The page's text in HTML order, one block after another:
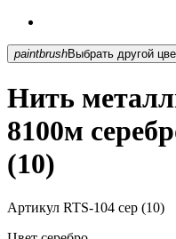
paintbrush Выбрать
Нить
8100м
(10)
Артикул RTS-104 сер (10)